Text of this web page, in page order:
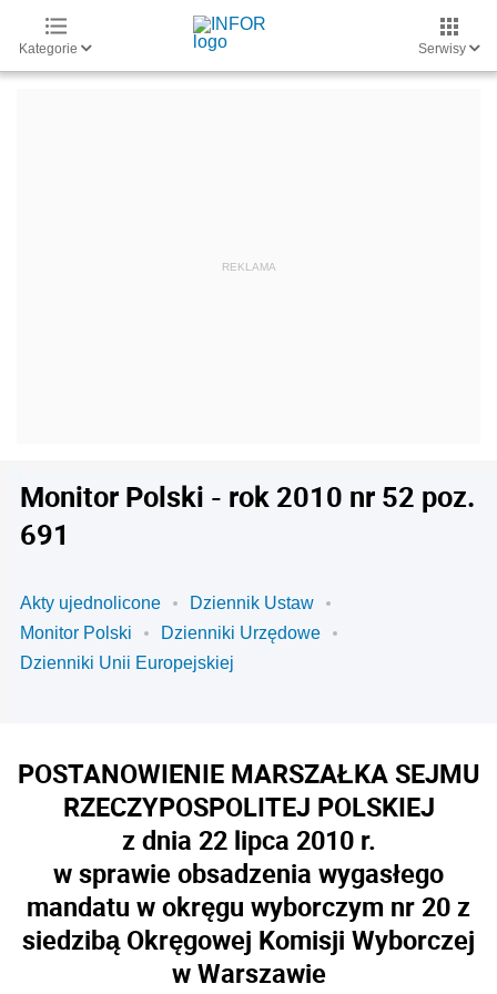
Kategorie Serwisy
Monitor Polski - rok 2010 nr 52 poz.
691
Akty ujednolicone
Dziennik Ustaw
Monitor Polski
Dzienniki Urzędowe
Dzienniki Unii Europejskiej
POSTANOWIENIE MARSZAŁKA SEJMU
RZECZYPOSPOLITEJ POLSKIEJ
z dnia 22 lipca 2010 r.
w sprawie obsadzenia wygasłego
mandatu w okręgu wyborczym nr 20 z
siedzibą Okręgowej Komisji Wyborczej
w Warszawie